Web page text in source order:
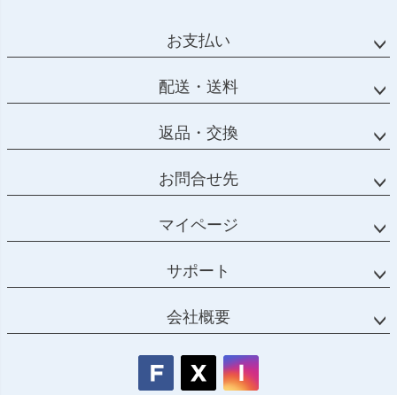
お支払い
配送・送料
返品・交換
お問合せ先
マイページ
サポート
会社概要